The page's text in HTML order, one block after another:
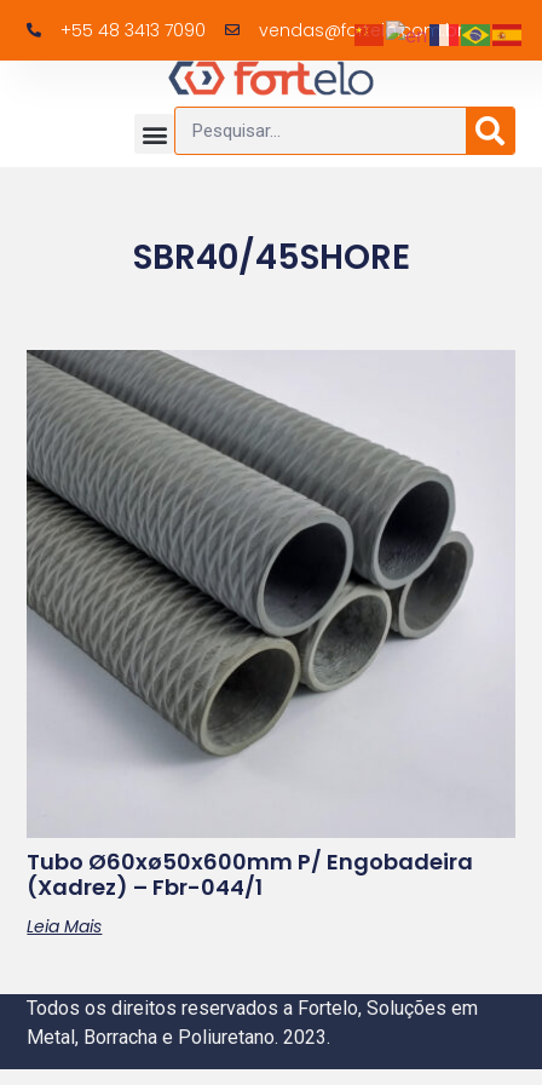
+55 48 3413 7090 vendas@fortelo.com.br
SBR40/45SHORE
Tubo Ø60xø50x600mm P/ Engobadeira
(xadrez) – Fbr-044/1
Leia Mais
Todos os direitos reservados a Fortelo, Soluções em
Metal, Borracha e Poliuretano. 2023.